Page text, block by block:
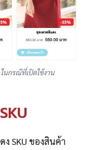
นกรณีที่เปิดใช้งาน
SKU ของสินค้า